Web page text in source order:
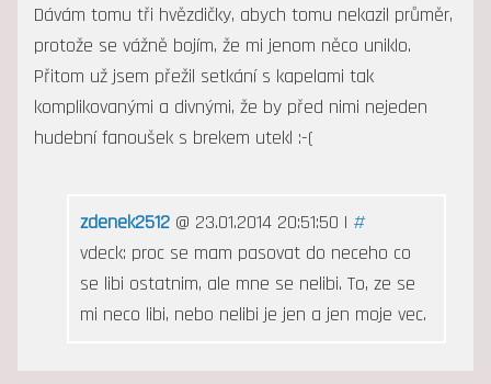
Dávám tomu tři hvězdičky, abych tomu nekazil průměr,
protože se vážně bojím, že mi jenom něco uniklo.
Přitom už jsem přežil setkání s kapelami tak
komplikovanými a divnými, že by před nimi nejeden
hudební fanoušek s brekem utekl :-(
zdenek2512@ 23.01.2014 20:51:50 | #
vdeck: proc se mam pasovat do neceho co
se libi ostatnim, ale mne se nelibi. To, ze se
mi neco libi, nebo nelibi je jen a jen moje vec.